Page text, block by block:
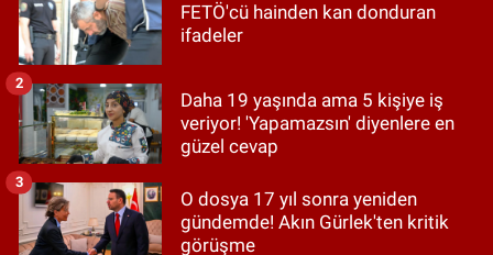
FETÖ'cü hainden kan donduran
ifadeler
Daha 19 yaşında ama 5 kişiye iş
veriyor! 'Yapamazsın' diyenlere en
güzel cevap
2
O dosya 17 yıl sonra yeniden
gündemde! Akın Gürlek'ten kritik
görüşme
3